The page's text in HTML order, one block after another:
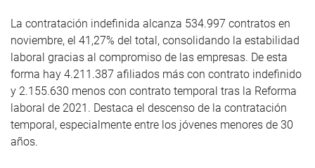
La contratación indefinida alcanza 534.997 contratos en
noviembre, el 41,27% del total, consolidando la estabilidad
laboral gracias al compromiso de las empresas. De esta
forma hay 4.211.387 afiliados más con contrato indefinido
y 2.155.630 menos con contrato temporal tras la Reforma
laboral de 2021. Destaca el descenso de la contratación
temporal, especialmente entre los jóvenes menores de 30
años.